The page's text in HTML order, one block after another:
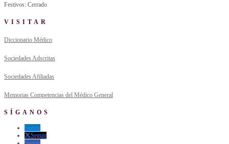
Festivos: Cerrado
VISITAR
Diccionario Médico
Sociedades Adscritas
Sociedades Afiliadas
Memorias Competencias del Médico General
SÍGANOS
Seguir
Seguir